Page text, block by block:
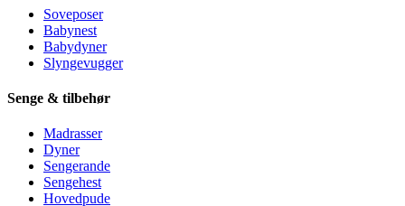
Soveposer
Babynest
Babydyner
Slyngevugger
Senge & tilbehør
Madrasser
Dyner
Sengerande
Sengehest
Hovedpude